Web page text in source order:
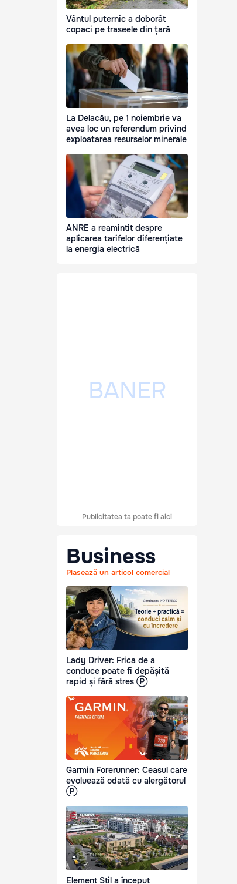
Vântul puternic a doborât
copaci pe traseele din țară
La Delacău, pe 1 noiembrie va
avea loc un referendum privind
exploatarea resurselor minerale
ANRE a reamintit despre
aplicarea tarifelor diferențiate
la energia electrică
Publicitatea ta poate fi aici
Business
Plasează un articol comercial
Lady Driver: Frica de a
conduce poate fi depășită
rapid și fără stres Ⓟ
Garmin Forerunner: Ceasul care
evoluează odată cu alergătorul
Ⓟ
Element Stil a început